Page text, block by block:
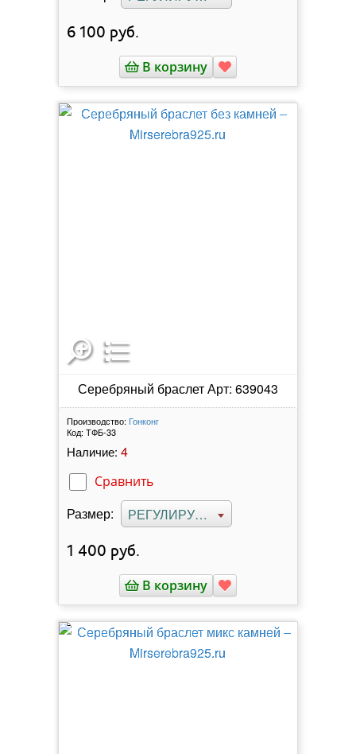
6 100 руб.
В корзину
Серебряный браслет Арт: 639043
Производство: Гонконг
Код: ТФБ-33
Наличие: 4
Сравнить
Размер: РЕГУЛИРУЕМЫЙ
1 400 руб.
В корзину